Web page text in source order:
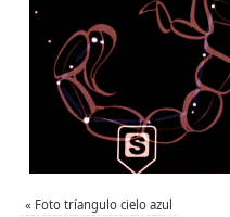
« Foto tríangulo cielo azul